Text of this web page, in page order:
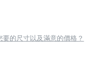
要的尺寸以及滿意的價格？